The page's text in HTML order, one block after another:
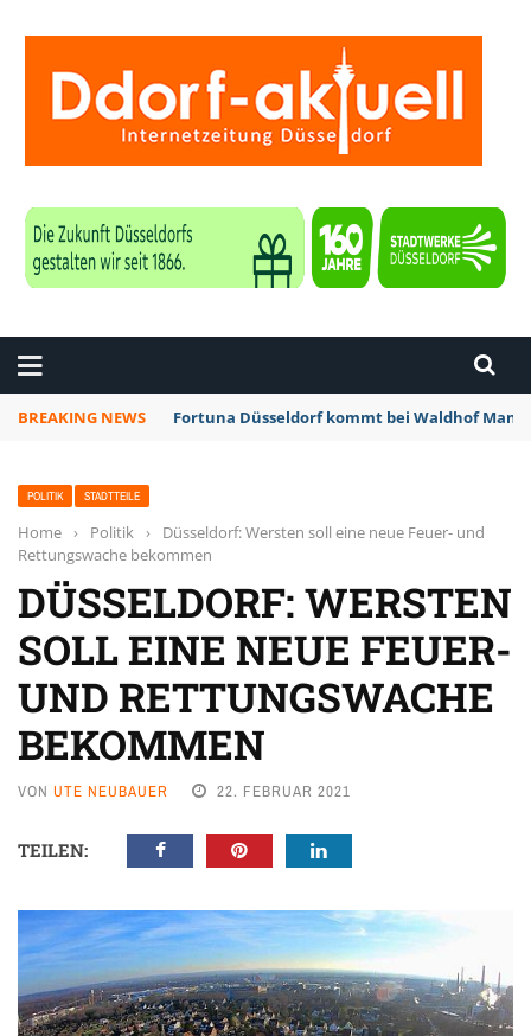
BREAKING NEWS Fortuna Düsseldorf kommt bei Waldhof
POLITIK STADTTEILE
Home › Politik ›
Düsseldorf: Wersten soll eine neue Feuer- und
Rettungswache bekommen
DÜSSELDORF: WERSTEN
SOLL EINE NEUE FEUER-
UND RETTUNGSWACHE
BEKOMMEN
VON UTE NEUBAUER 22. FEBRUAR 2021
TEILEN: